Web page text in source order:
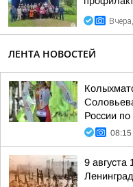
ЛЕНТА НОВОСТЕЙ
России по
08:15
9 августа